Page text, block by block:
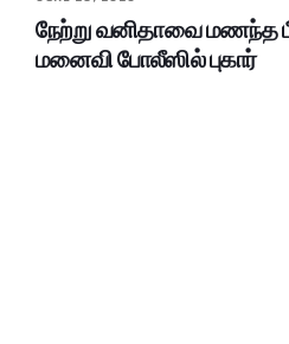
நேற்று வனிதாவை மணந்த
மனைவி போலீஸில் புகார்